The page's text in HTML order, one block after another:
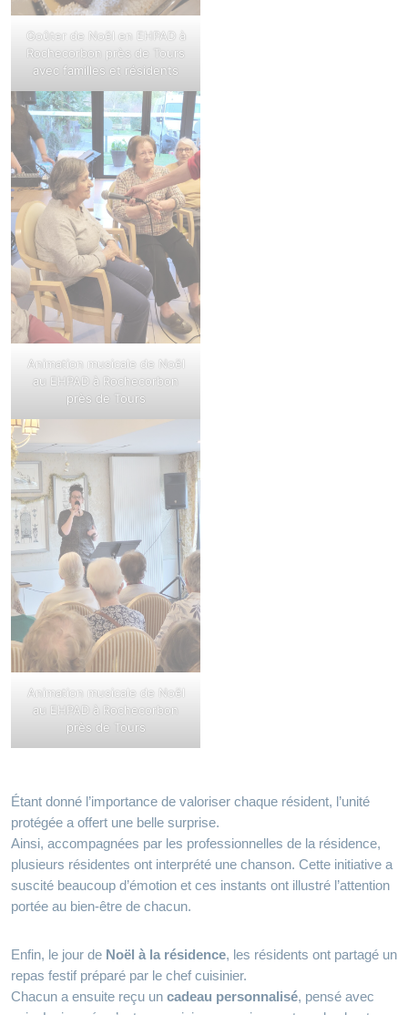
Goûter de Noël en EHPAD à
Rochecorbon près de Tours
avec familles et résidents
Animation musicale de Noël
au EHPAD à Rochecorbon
près de Tours
Animation musicale de Noël
au EHPAD à Rochecorbon
près de Tours
Étant donné l’importance de valoriser chaque résident, l’unité
protégée a offert une belle surprise.
Ainsi, accompagnées par les professionnelles de la résidence,
plusieurs résidentes ont interprété une chanson. Cette initiative a
suscité beaucoup d’émotion et ces instants ont illustré l’attention
portée au bien‑être de chacun.
Enfin, le jour de Noël à la résidence, les résidents ont partagé un
repas festif préparé par le chef cuisinier.
Chacun a ensuite reçu un cadeau personnalisé, pensé avec